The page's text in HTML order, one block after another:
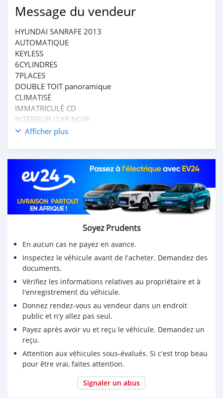
Message du vendeur
HYUNDAI SANRAFE 2013
AUTOMATIQUE
KEYLESS
6CYLINDRES
7PLACES
DOUBLE TOIT panoramique
CLIMATISÉ
IMMATRICULÉ CD
INTÉRIEUR CUIR NOIR
PRIX : 5,500,000 Fcfa
Afficher plus
Soyez Prudents
En aucun cas ne payez en avance.
Inspectez le véhicule avant de l'acheter. Demandez des
documents.
Vérifiez les informations relatives au propriétaire et à
l'enregistrement du véhicule.
Donnez rendez-vous au vendeur dans un endroit
public et n'y allez pas seul.
Payez après avoir vu et reçu le véhicule. Demandez un
reçu.
Attention aux véhicules sous-évalués. Si c'est trop beau
pour être vrai, faites attention.
Signaler un abus